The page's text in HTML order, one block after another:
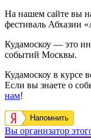
На нашем сайте вы
фестиваль Абхазии
Кудамоскоу — это
событий Москвы.
Кудамоскоу в курсе
Если вы знаете о
нам!
Напомнить
Вы организатор